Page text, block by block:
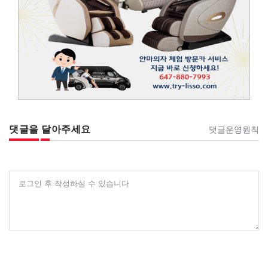
댓글을 달아주세요 댓글운영원칙
로그인 후 작성하실 수 있습니다